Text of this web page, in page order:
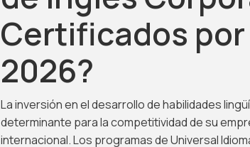
Certificados por
2026?
La inversión en el desarrollo de habilidades
determinante para la competitividad de su
internacional. Los programas de Universal